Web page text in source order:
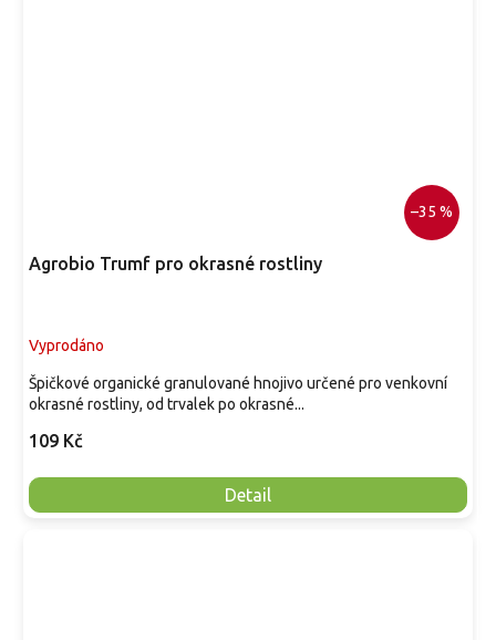
–35 %
Agrobio Trumf pro okrasné rostliny
Vyprodáno
109 Kč
Detail
Špičkové organické granulované hnojivo určené pro venkovní
okrasné rostliny, od trvalek po okrasné...